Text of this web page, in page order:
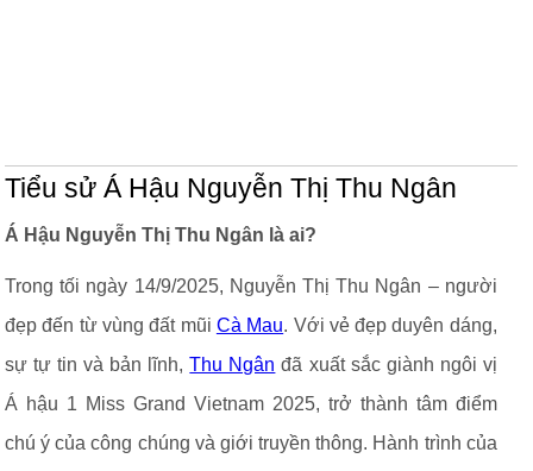
Tiểu sử Á Hậu Nguyễn Thị Thu Ngân
Á Hậu Nguyễn Thị Thu Ngân là ai?
Trong tối ngày 14/9/2025, Nguyễn Thị Thu Ngân – người
đẹp đến từ vùng đất mũi Cà Mau. Với vẻ đẹp duyên dáng,
sự tự tin và bản lĩnh,Thu Ngân đã xuất sắc giành ngôi vị
Á hậu 1 Miss Grand Vietnam 2025, trở thành tâm điểm
chú ý của công chúng và giới truyền thông. Hành trình của